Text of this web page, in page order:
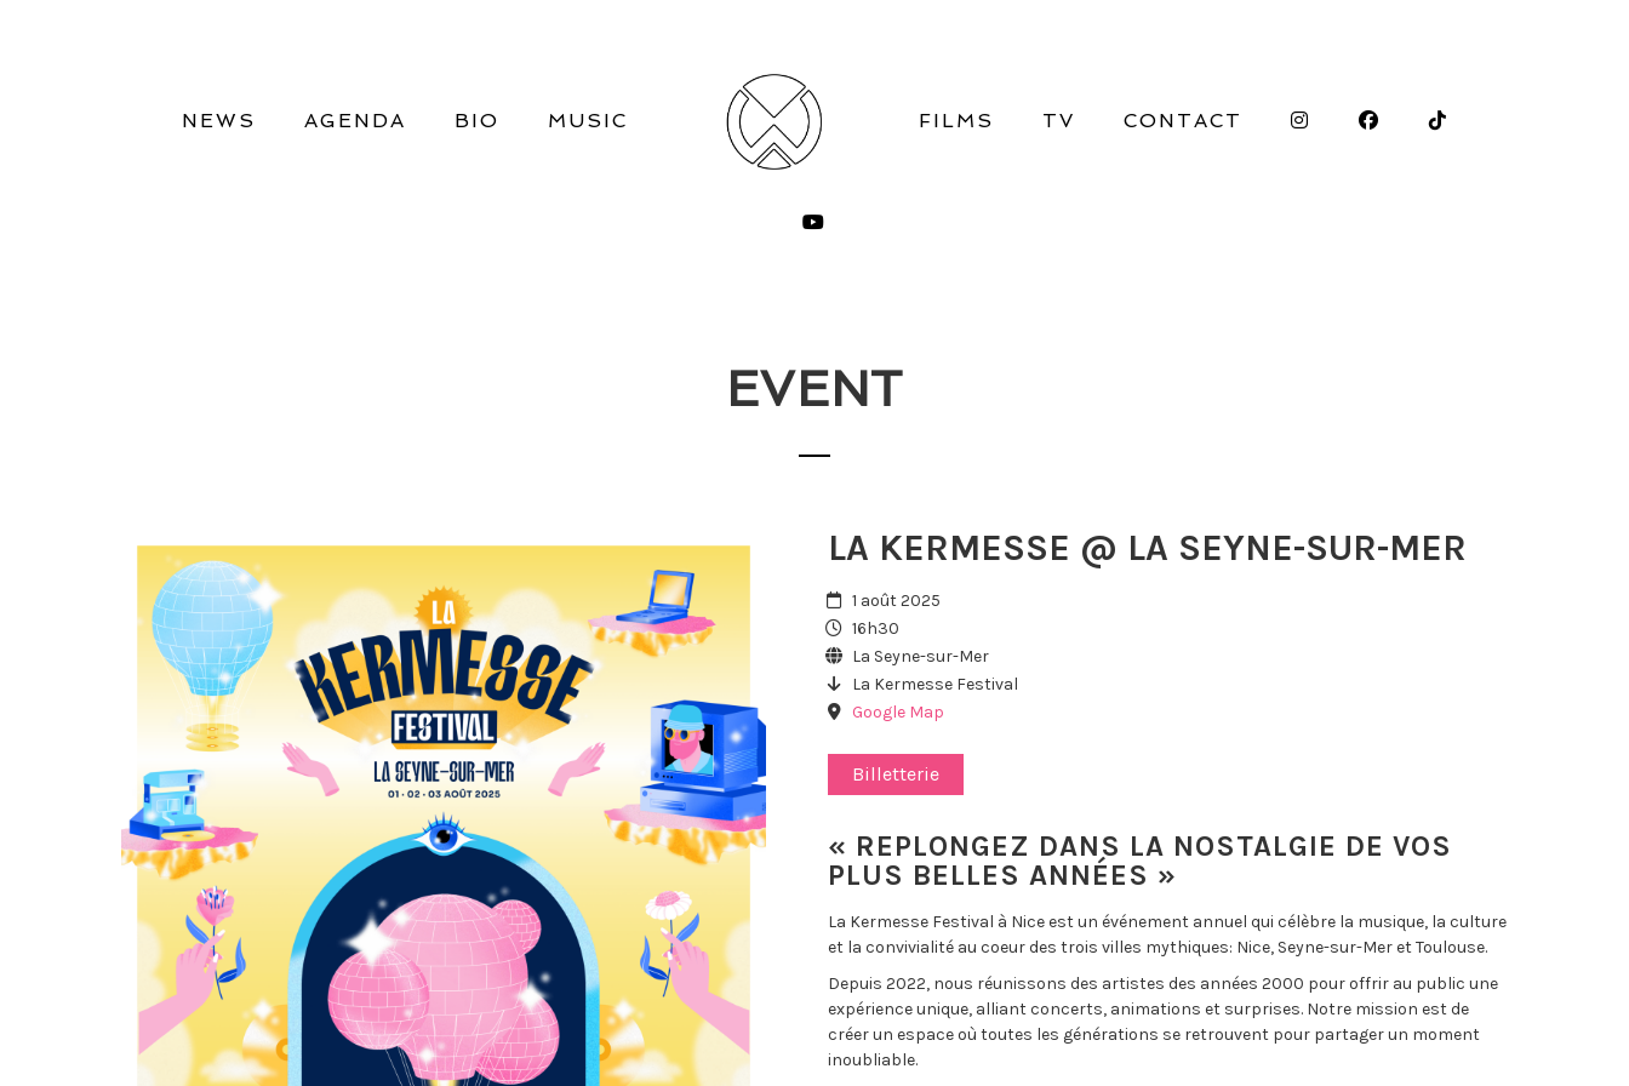
NEWS AGENDA BIO MUSIC FILMS TV CONTACT
EVENT
LA KERMESSE @ LA SEYNE-SUR-MER
1 août 2025
16h30
La Seyne-sur-Mer
La Kermesse Festival
Google Map
Billetterie
« REPLONGEZ DANS LA NOSTALGIE DE VOS
PLUS BELLES ANNÉES »
La Kermesse Festival à Nice est un événement annuel qui célèbre la musique, la culture
et la convivialité au coeur des trois villes mythiques: Nice, Seyne-sur-Mer et Toulouse.
Depuis 2022, nous réunissons des artistes des années 2000 pour offrir au public une
expérience unique, alliant concerts, animations et surprises. Notre mission est de
créer un espace où toutes les générations se retrouvent pour partager un moment
inoubliable.